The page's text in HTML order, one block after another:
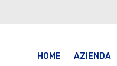
HOME AZIENDA